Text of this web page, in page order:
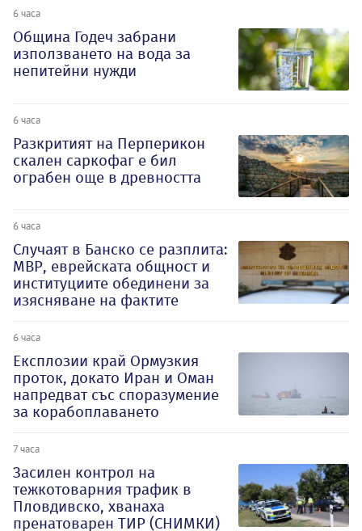
6 часа
Община Годеч забрани
използването на вода за
непитейни нужди
6 часа
Разкритият на Перперикон
скален саркофаг е бил
ограбен още в древността
6 часа
Случаят в Банско се разплита:
МВР, еврейската общност и
институциите обединени за
изясняване на фактите
6 часа
Експлозии край Ормузкия
проток, докато Иран и Оман
напредват със споразумение
за корабоплаването
7 часа
Засилен контрол на
тежкотоварния трафик в
Пловдивско, хванаха
пренатоварен ТИР (СНИМКИ)